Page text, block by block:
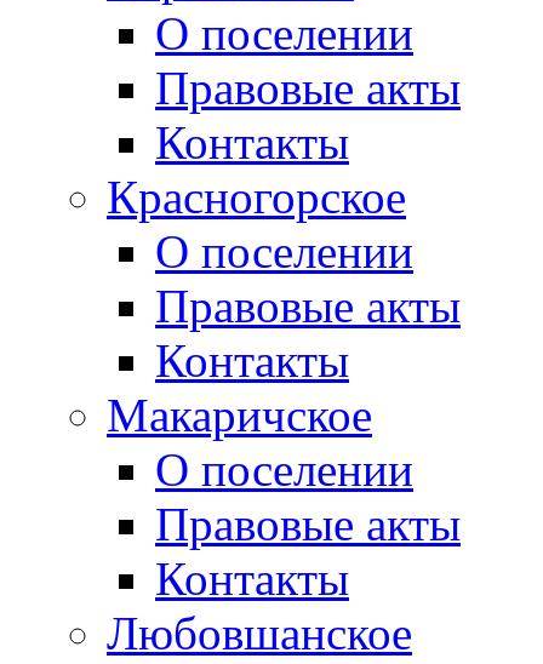
О поселении
Правовые акты
Контакты
Красногорское
О поселении
Правовые акты
Контакты
Макаричское
О поселении
Правовые акты
Контакты
Любовшанское